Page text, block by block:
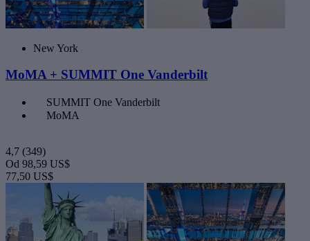
New York
MoMA + SUMMIT One Vanderbilt
SUMMIT One Vanderbilt
MoMA
4,7 (349)
Od 98,59 US$
77,50 US$